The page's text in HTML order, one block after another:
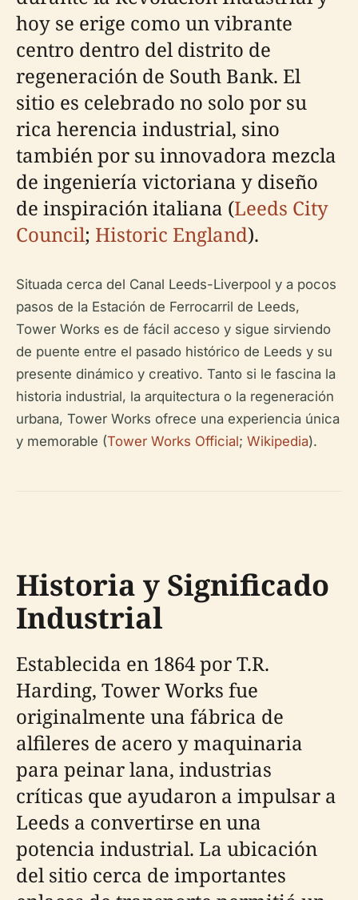
hoy se erige como un vibrante
centro dentro del distrito de
regeneración de South Bank. El
sitio es celebrado no solo por su
rica herencia industrial, sino
también por su innovadora mezcla
de ingeniería victoriana y diseño
de inspiración italiana (Leeds City
Council; Historic England).
Situada cerca del Canal Leeds-Liverpool y a pocos
pasos de la Estación de Ferrocarril de Leeds,
Tower Works es de fácil acceso y sigue sirviendo
de puente entre el pasado histórico de Leeds y su
presente dinámico y creativo. Tanto si le fascina la
historia industrial, la arquitectura o la regeneración
urbana, Tower Works ofrece una experiencia única
y memorable (Tower Works Official; Wikipedia).
Historia y Significado
Industrial
Establecida en 1864 por T.R.
Harding, Tower Works fue
originalmente una fábrica de
alfileres de acero y maquinaria
para peinar lana, industrias
críticas que ayudaron a impulsar a
Leeds a convertirse en una
potencia industrial. La ubicación
del sitio cerca de importantes